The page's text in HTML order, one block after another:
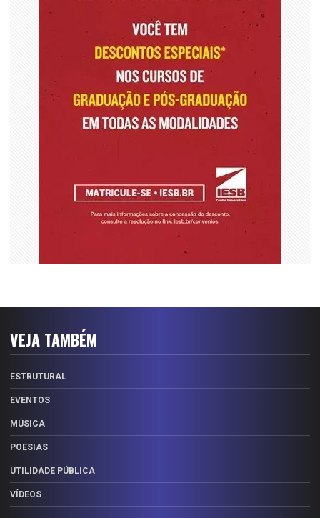
VEJA TAMBÉM
ESTRUTURAL
EVENTOS
MÚSICA
POESIAS
UTILIDADE PÚBLICA
VÍDEOS